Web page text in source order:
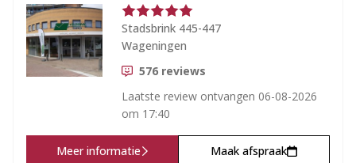
Stadsbrink 445-447
Wageningen
576 reviews
Laatste review ontvangen 06-08-2026
om 17:40
Meer informatie Maak afspraak